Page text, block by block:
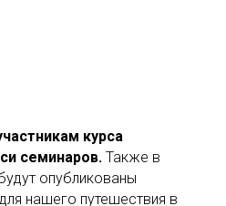
курса
семинаров. Также в
опубликованы
нашего путешествия в